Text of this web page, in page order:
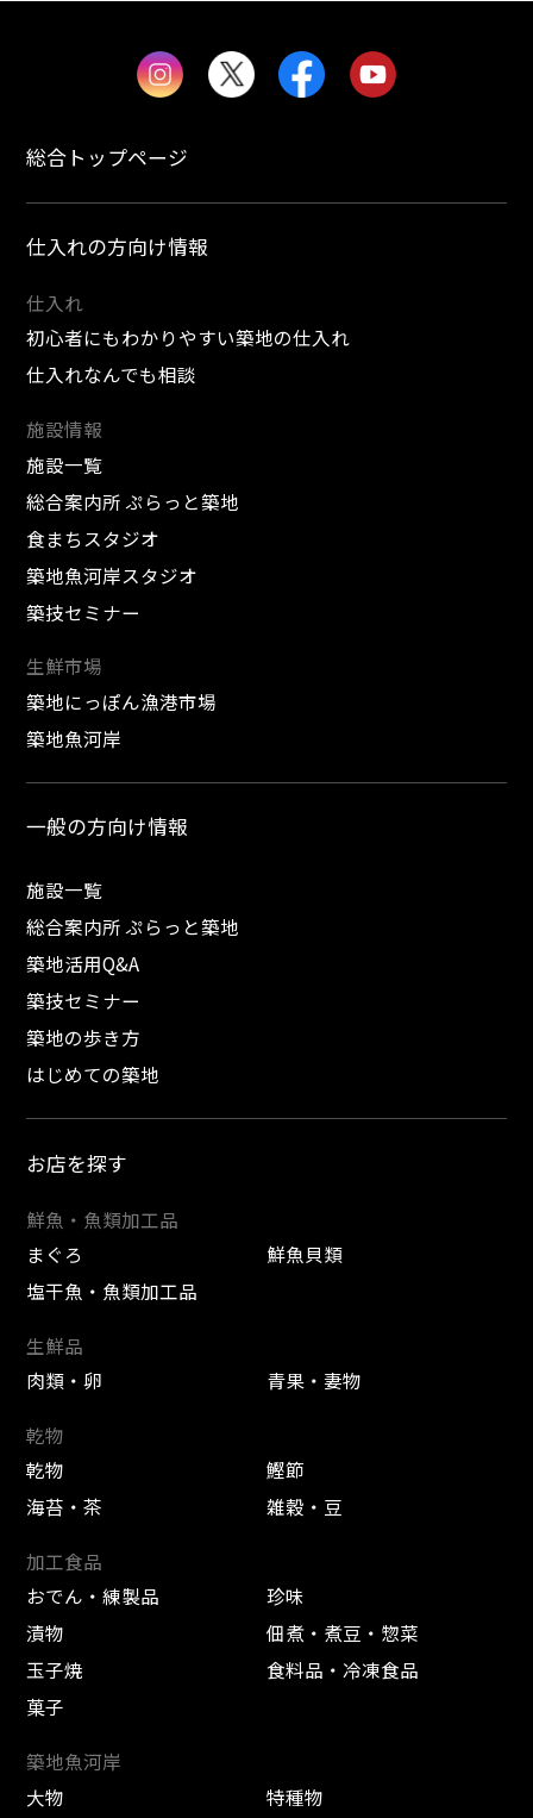
総合トップページ
仕入れの方向け情報
仕入れ
初心者にもわかりやすい築地の仕入れ
仕入れなんでも相談
施設情報
施設一覧
総合案内所 ぷらっと築地
食まちスタジオ
築地魚河岸スタジオ
築技セミナー
生鮮市場
築地にっぽん漁港市場
築地魚河岸
一般の方向け情報
施設一覧
総合案内所 ぷらっと築地
築地活用Q&A
築技セミナー
築地の歩き方
はじめての築地
お店を探す
鮮魚・魚類加工品
まぐろ
鮮魚貝類
塩干魚・魚類加工品
生鮮品
肉類・卵
青果・妻物
乾物
乾物
鰹節
海苔・茶
雑穀・豆
加工食品
おでん・練製品
珍味
漬物
佃煮・煮豆・惣菜
玉子焼
食料品・冷凍食品
菓子
築地魚河岸
大物
特種物